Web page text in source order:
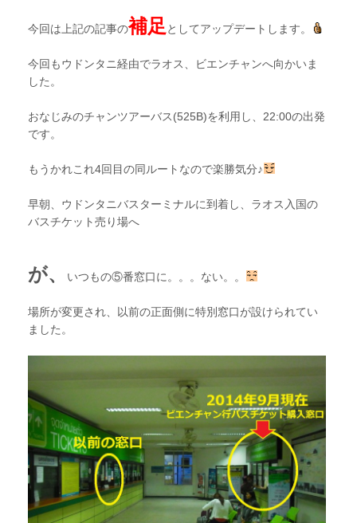
を利用した為、快適な旅になりました。※700バーツです。 バンコクを 2
1:50 から20分遅れ...
今回は上記の記事の補足 としてアップデートします。
今回もウドンタニ経由でラオス、ビエンチャンへ向かいま
した。
おなじみのチャンツアーバス(525B)を利用し、22:00の出発
です。
もうかれこれ4回目の同ルートなので楽勝気分♪
早朝、ウドンタニバスターミナルに到着し、ラオス入国の
バスチケット売り場へ
が、 いつもの⑤番窓口に。。。ない。。
場所が変更され、以前の正面側に特別窓口が設けられてい
ました。